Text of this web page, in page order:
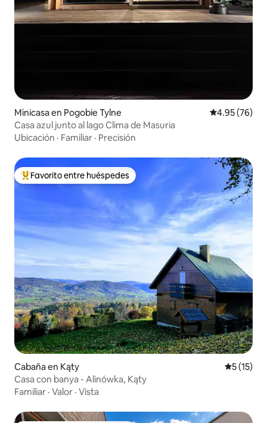
Minicasa en Pogobie Tylne Calificación
4.95 (76)
Casa azul junto al lago Clima de Masuria
Ubicación · Familiar · Precisión
De los mejores en Favorito entre huéspedes
Favorito entre huéspedes
Cabaña en Kąty
5 (15)
Casa con banya - Alinówka, Kąty
Familiar · Valor · Vista